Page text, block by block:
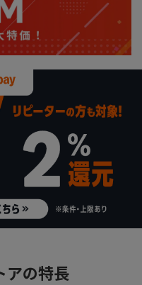
アの特長